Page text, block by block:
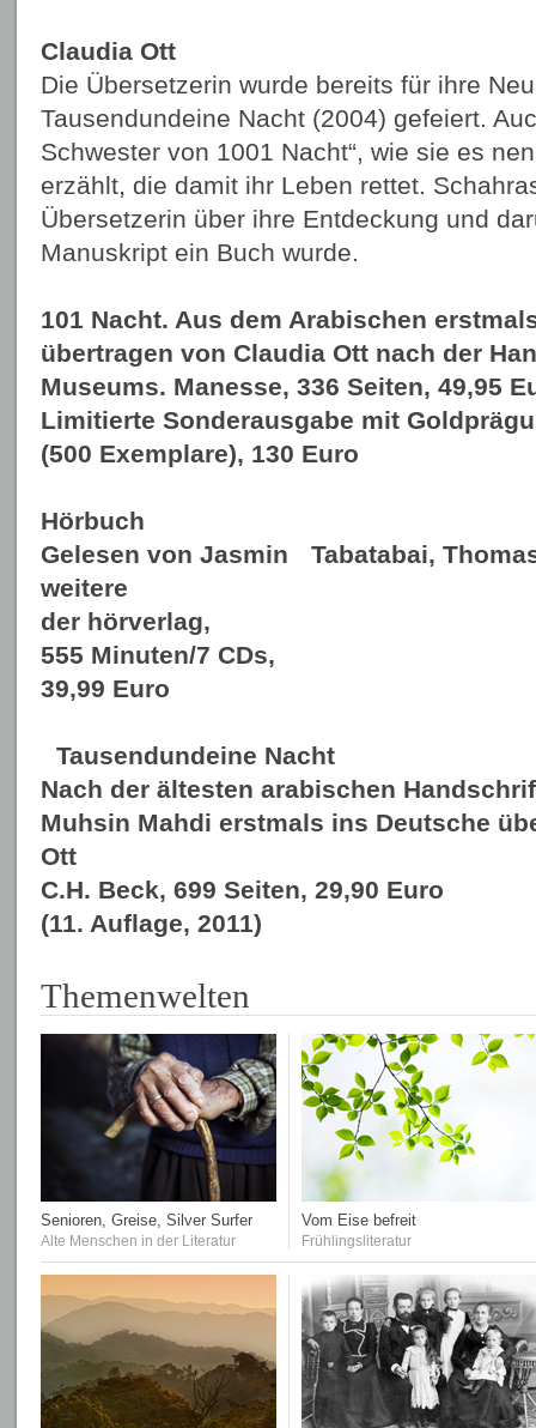
Claudia Ott
Die Übersetzerin wurde bereits für ihre
Tausendundeine Nacht (2004) gefeiert.
Schwester von 1001 Nacht“, wie sie es
erzählt, die damit ihr Leben rettet.
Übersetzerin über ihre Entdeckung und
Manuskript ein Buch wurde.
101 Nacht. Aus dem Arabischen
übertragen von Claudia Ott nach der
Museums. Manesse, 336 Seiten, 49,95
Limitierte Sonderausgabe mit
(500 Exemplare), 130 Euro
Hörbuch
Gelesen von Jasmin Tabatabai,
weitere
der hörverlag,
555 Minuten/7 CDs,
39,99 Euro
Tausendundeine Nacht
Nach der ältesten arabischen
Muhsin Mahdi erstmals ins Deutsche
Ott
C.H. Beck, 699 Seiten, 29,90 Euro
(11. Auflage, 2011)
Themenwelten
Senioren, Greise, Silver Surfer
Alte Menschen in der Literatur
Vom Eise befreit
Frühlingsliteratur